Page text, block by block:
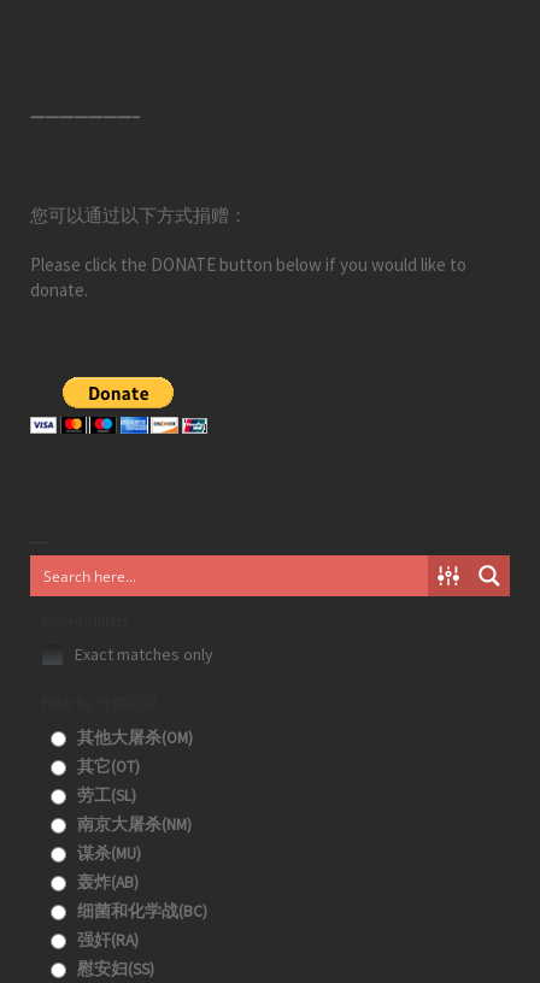
———————–
您可以通过以下方式捐赠：
Please click the DONATE button below if you would like to
donate.
Exact matches only
其他大屠杀(OM)
其它(OT)
劳工(SL)
南京大屠杀(NM)
谋杀(MU)
轰炸(AB)
细菌和化学战(BC)
强奸(RA)
慰安妇(SS)